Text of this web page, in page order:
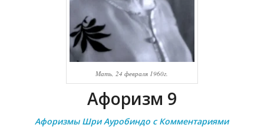
Мать, 24 февраля 1960г.
Афоризм 9
Афоризмы Шри Ауробиндо с Комментариями